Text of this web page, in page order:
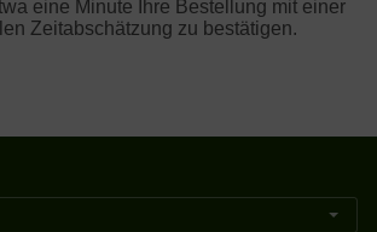
eine Minute Ihre Bestellung mit einer
Zeitabschätzung zu bestätigen.